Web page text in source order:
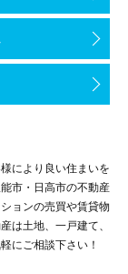
ネルで公開中！
により良い住まいを
市・日高市の不動産
ョンの売買や賃貸物
は土地、一戸建て、
にご相談下さい！